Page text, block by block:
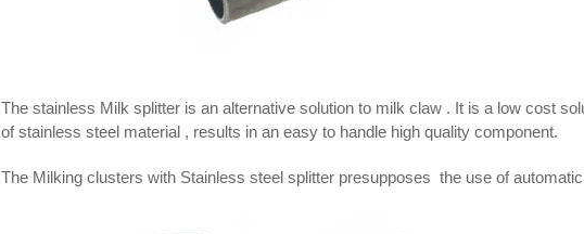
The stainless Milk splitter is an alternative solution to milk claw . It is a low cost
of stainless steel material , results in an easy to handle high quality component.
The Milking clusters with Stainless steel splitter presupposes the use of